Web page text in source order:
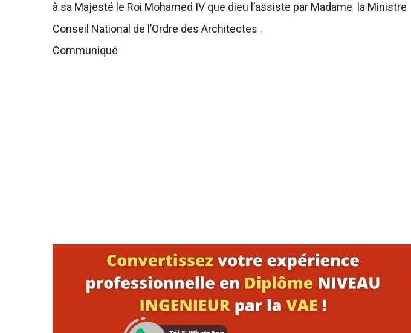
à sa Majesté le Roi Mohamed IV que dieu l’assiste par Madame la
Conseil National de l’Ordre des Architectes .
Communiqué